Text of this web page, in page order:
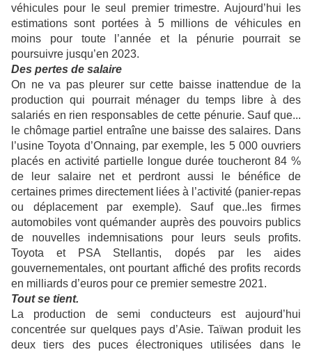
véhicules pour le seul premier trimestre. Aujourd’hui les
estimations sont portées à 5 millions de véhicules en
moins pour toute l’année et la pénurie pourrait se
poursuivre jusqu’en 2023.
Des pertes de salaire
On ne va pas pleurer sur cette baisse inattendue de la
production qui pourrait ménager du temps libre à des
salariés en rien responsables de cette pénurie. Sauf que...
le chômage partiel entraîne une baisse des salaires. Dans
l’usine Toyota d’Onnaing, par exemple, les 5 000 ouvriers
placés en activité partielle longue durée toucheront84 %
de leur salaire net et perdront aussi le bénéfice de
certaines primes directement liées à l’activité (panier-repas
ou déplacement par exemple). Sauf que..les firmes
automobiles vont quémander auprès des pouvoirs publics
de nouvelles indemnisations pour leurs seuls profits.
Toyota et PSA Stellantis, dopés par les aides
gouvernementales, ont pourtant affiché des profits records
en milliards d’euros pour ce premier semestre 2021.
Tout se tient.
La production de semi conducteurs est aujourd’hui
concentrée sur quelques pays d’Asie. Taïwan produit les
deux tiers des puces électroniques utilisées dans le